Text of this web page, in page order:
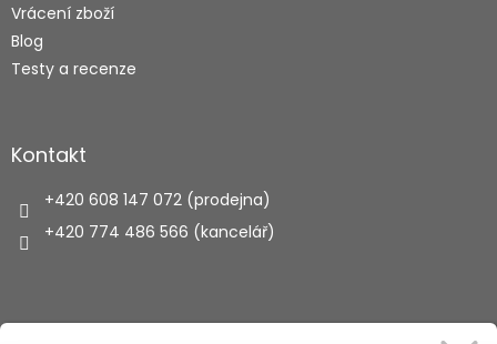
Vrácení zboží
Blog
Testy a recenze
Kontakt
+420 608 147 072 (prodejna)
+420 774 486 566 (kancelář)